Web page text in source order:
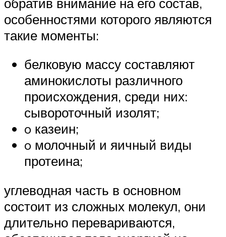
особенностями которого являются
такие моменты:
белковую массу составляют
аминокислоты различного
происхождения, среди них:
сывороточный изолят;
o казеин;
o молочный и яичный виды
протеина;
углеводная часть в основном
состоит из сложных молекул, они
длительно перевариваются,